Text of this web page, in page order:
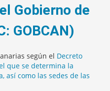
Gobierno de
GOBCAN)
según el Decreto
que se determina la
así como las sedes de las